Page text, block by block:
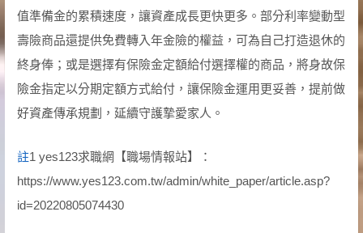
值準備金的累積速度，讓資產成長更快更多。部分利率變動型
壽險商品還提供免費轉入年金險的權益，可為自己打造退休的
終身俸；或是選擇有保險金定額給付選擇權的商品，將身故保
險金指定以分期定額方式給付，讓保險金運用更妥善，提前做
好資產傳承規劃，延續守護摯愛家人。
註1 yes123求職網【職場情報站】：
https://www.yes123.com.tw/admin/white_paper/article.asp?
id=20220805074430